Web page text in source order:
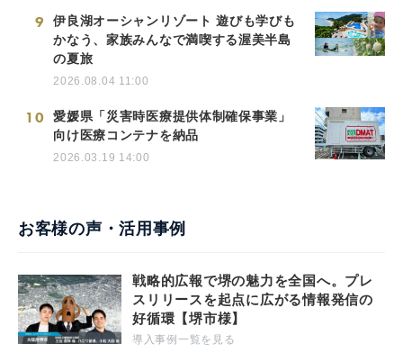
9
伊良湖オーシャンリゾート 遊びも学びも
かなう、家族みんなで満喫する渥美半島
の夏旅
2026.08.04 11:00
10
愛媛県「災害時医療提供体制確保事業」
向け医療コンテナを納品
2026.03.19 14:00
お客様の声・活用事例
戦略的広報で堺の魅力を全国へ。プレ
スリリースを起点に広がる情報発信の
好循環【堺市様】
導入事例一覧を見る